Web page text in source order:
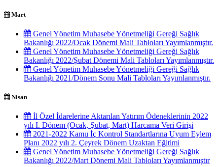
Mart
Genel Yönetim Muhasebe Yönetmeliği Gereği Sağlık
Bakanlığı 2022/Ocak Dönemi Mali Tabloları Yayımlanmıştır.
Genel Yönetim Muhasebe Yönetmeliği Gereği Sağlık
Bakanlığı 2022/Şubat Dönemi Mali Tabloları Yayımlanmıştır.
Genel Yönetim Muhasebe Yönetmeliği Gereği Sağlık
Bakanlığı 2021/Dönem Sonu Mali Tabloları Yayımlanmıştır.
Nisan
İl Özel İdarelerine Aktarılan Yatırım Ödeneklerinin 2022
yılı I. Dönem (Ocak, Şubat, Mart) Harcama Veri Girişi
2021-2022 Kamu İç Kontrol Standartlarına Uyum Eylem
Planı 2022 yılı 2. Çeyrek Dönem Uzaktan Eğitimi
Genel Yönetim Muhasebe Yönetmeliği Gereği Sağlık
Bakanlığı 2022/Mart Dönemi Mali Tabloları Yayımlanmıştır